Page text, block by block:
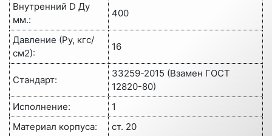
Внутренний D Ду
мм.:
400
Давление (Ру, кгс/
см2):
16
Стандарт:
33259-2015 (Взамен ГОСТ
12820-80)
Исполнение:
1
Материал корпуса:
ст. 20